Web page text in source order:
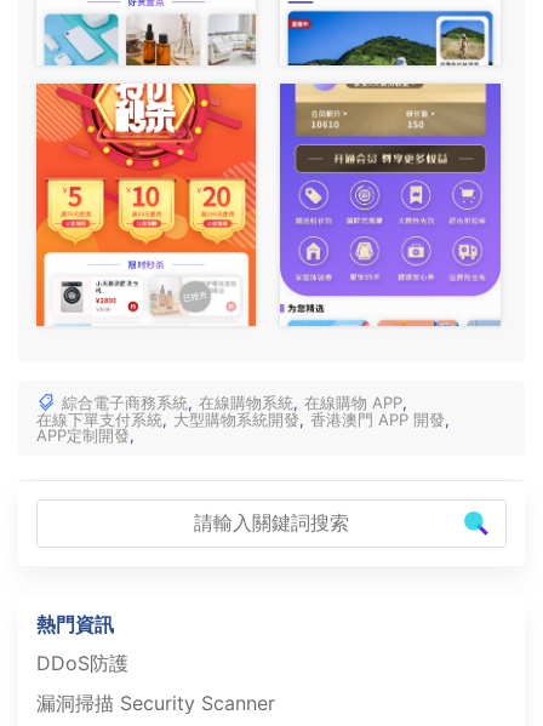
綜合電子商務系統, 在線購物系統, 在線購物 APP,
在線下單支付系統, 大型購物系統開發, 香港澳門 APP 開發,
APP定制開發,
熱門資訊
DDoS防護
漏洞掃描 Security Scanner